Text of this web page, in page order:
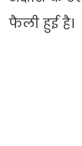
फैली हुई है।